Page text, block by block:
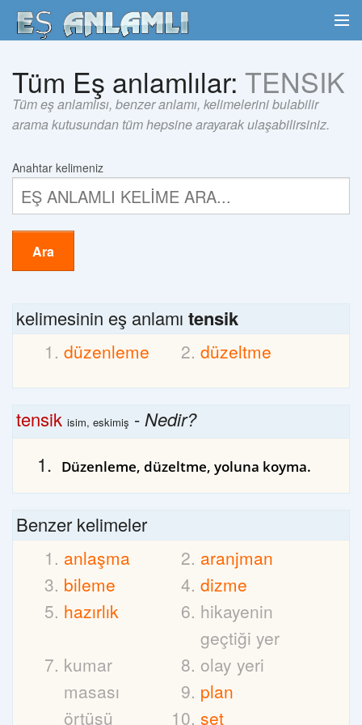
Tüm Eş anlamlılar: TENSIK
Tüm eş anlamlısı, benzer anlamı, kelimelerini bulabilir
arama kutusundan tüm hepsine arayarak ulaşabilirsiniz.
Anahtar kelimeniz
Ara
kelimesinin eş anlamı tensik
düzenleme düzeltme
tensik isim, eskimiş -Nedir?
Düzenleme, düzeltme, yoluna koyma.
Benzer kelimeler
anlaşma
aranjman
bileme
dizme
hazırlık
hikayenin
geçtiği yer
kumar
masası
örtüsü
olay yeri
plan
set